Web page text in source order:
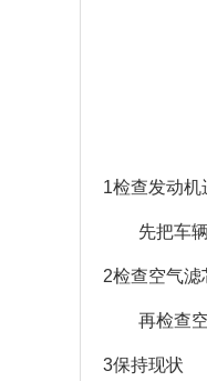
1检查发动机
先把车
2检查空气滤
再检查
3保持现状